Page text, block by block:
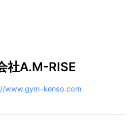
社A.M-RISE
www.gym-kenso.com